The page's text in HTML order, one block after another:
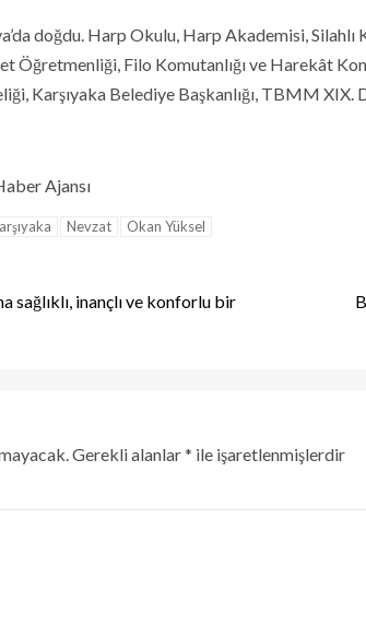
doğdu. Harp Okulu, Harp Akademisi,
Öğretmenliği, Filo Komutanlığı ve Harekât
Karşıyaka Belediye Başkanlığı, TBMM
Ajansı
Nevzat Okan Yüksel
sağlıklı, inançlı ve konforlu bir
Gerekli alanlar* ile işaretlenmişlerdir